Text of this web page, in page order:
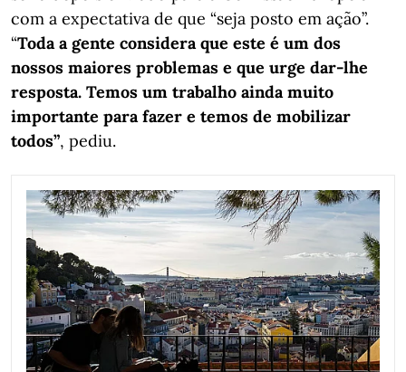
com a expectativa de que “seja posto em ação”.
“Toda a gente considera que este é um dos
nossos maiores problemas e que urge dar-lhe
resposta. Temos um trabalho ainda muito
importante para fazer e temos de mobilizar
todos”, pediu.